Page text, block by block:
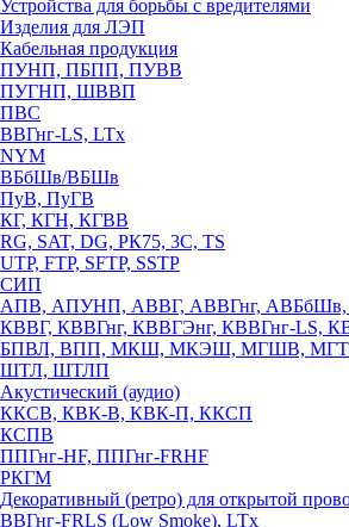
Устройства для борьбы с вредителями
Изделия для ЛЭП
Кабельная продукция
ПУНП, ПБПП, ПУВВ
ПУГНП, ШВВП
ПВС
ВВГнг-LS, LTx
NYM
ВБбШв/ВБШв
ПуВ, ПуГВ
КГ, КГН, КГВВ
RG, SAT, DG, РК75, 3С, TS
UTP, FTP, SFTP, SSTP
СИП
АПВ, АПУНП, АВВГ, АВВГнг,
КВВГ, КВВГнг, КВВГЭнг, КВВГнг-LS,
БПВЛ, ВПП, МКШ, МКЭШ, МГШВ,
ШТЛ, ШТЛП
Акустический (аудио)
ККСВ, КВК-В, КВК-П, ККСП
КСПВ
ППГнг-HF, ППГнг-FRHF
РКГМ
Декоративный (ретро) для открытой
ВВГнг-FRLS (Low Smoke), LTx